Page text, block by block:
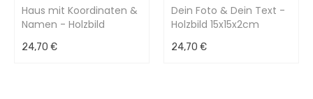
Haus mit Koordinaten &
Namen - Holzbild
24,70 €
Dein Foto & Dein Text -
Holzbild 15x15x2cm
24,70 €